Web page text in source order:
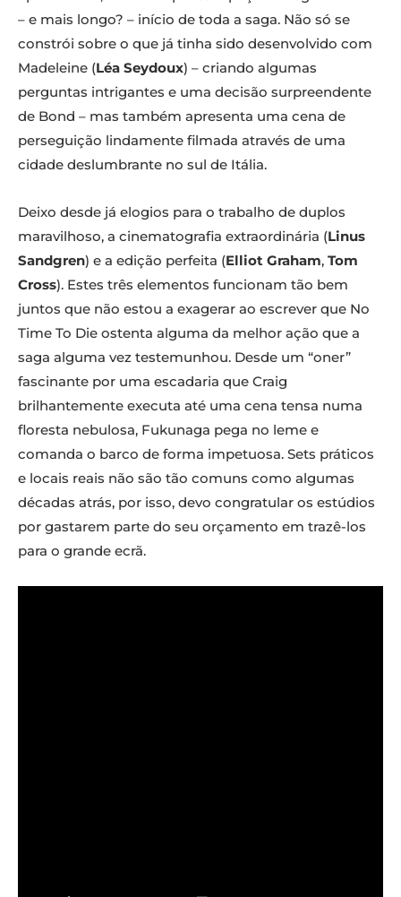
– e mais longo? – início de toda a saga. Não só se
constrói sobre o que já tinha sido desenvolvido com
Madeleine (Léa Seydoux) – criando algumas
perguntas intrigantes e uma decisão surpreendente
de Bond – mas também apresenta uma cena de
perseguição lindamente filmada através de uma
cidade deslumbrante no sul de Itália.
Deixo desde já elogios para o trabalho de duplos
maravilhoso, a cinematografia extraordinária (Linus
Sandgren) e a edição perfeita (Elliot Graham, Tom
Cross). Estes três elementos funcionam tão bem
juntos que não estou a exagerar ao escrever que No
Time To Die ostenta alguma da melhor ação que a
saga alguma vez testemunhou. Desde um “oner”
fascinante por uma escadaria que Craig
brilhantemente executa até uma cena tensa numa
floresta nebulosa, Fukunaga pega no leme e
comanda o barco de forma impetuosa. Sets práticos
e locais reais não são tão comuns como algumas
décadas atrás, por isso, devo congratular os estúdios
por gastarem parte do seu orçamento em trazê-los
para o grande ecrã.